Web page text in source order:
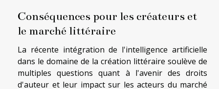
Conséquences pour les créateurs et
le marché littéraire
La récente intégration de l'intelligence artificielle
dans le domaine de la création littéraire soulève de
multiples questions quant à l'avenir des droits
d'auteur et leur impact sur les acteurs du marché